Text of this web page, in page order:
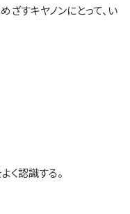
ざすキヤノンにとって、い
く認識する。